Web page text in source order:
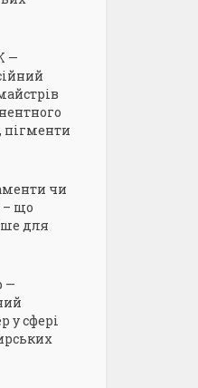
—
пігменти
чи
– що
для
—
у сфері